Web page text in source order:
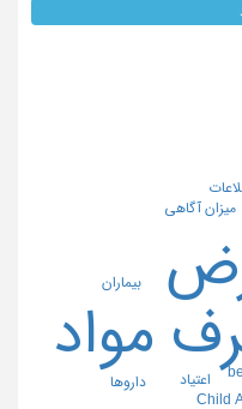
مواد
Child
اعتیاد
میزان آگاهی
بیماران
داروها